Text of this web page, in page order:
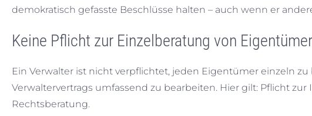
demokratisch gefasste Beschlüsse halten – auch wenn er
Keine Pflicht zur Einzelberatung von
Ein Verwalter ist nicht verpflichtet, jeden Eigentümer einzeln
Verwaltervertrags umfassend zu bearbeiten. Hier gilt: Pflicht
Rechtsberatung.